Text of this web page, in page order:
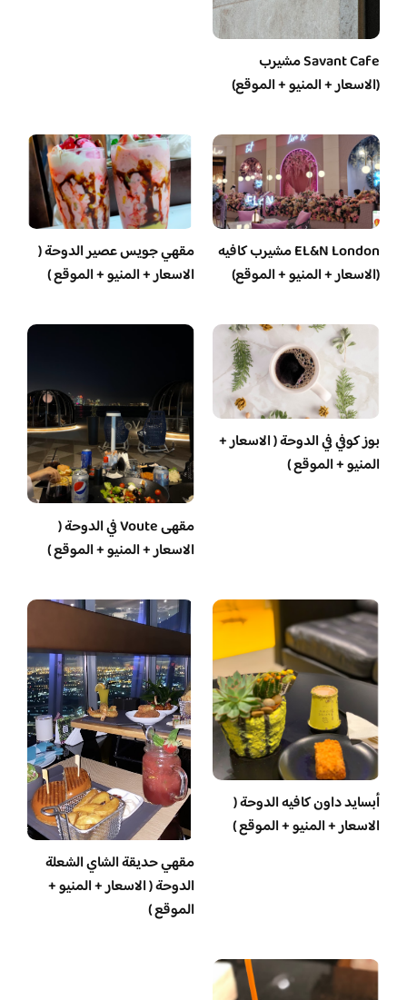
Savant Cafe مشيرب
(الاسعار + المنيو + الموقع)
EL&N London مشيرب كافيه
(الاسعار + المنيو + الموقع)
مقهي جويس عصير الدوحة (
الاسعار + المنيو + الموقع )
بوز كوفي في الدوحة ( الاسعار +
المنيو + الموقع )
مقهى Voute في الدوحة (
الاسعار + المنيو + الموقع )
أبسايد داون كافيه الدوحة (
الاسعار + المنيو + الموقع )
مقهي حديقة الشاي الشعلة
الدوحة ( الاسعار + المنيو +
الموقع )